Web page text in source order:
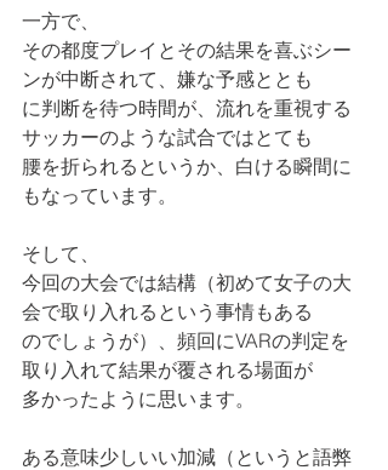
一方で、
その都度プレイとその結果を喜ぶシー
ンが中断されて、嫌な予感ととも
に判断を待つ時間が、流れを重視する
サッカーのような試合ではとても
腰を折られるというか、白ける瞬間に
もなっています。
そして、
今回の大会では結構（初めて女子の大
会で取り入れるという事情もある
のでしょうが）、頻回にVARの判定を
取り入れて結果が覆される場面が
多かったように思います。
ある意味少しいい加減（というと語弊